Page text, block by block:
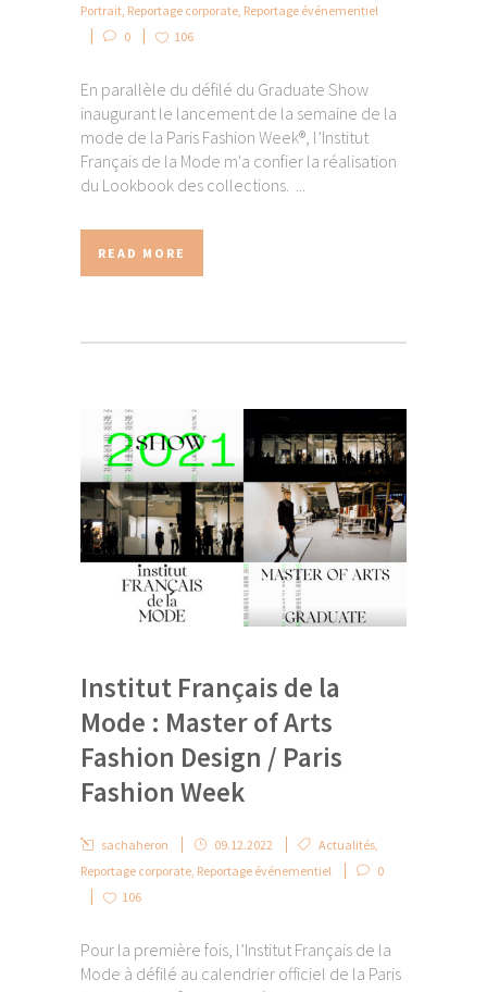
Portrait, Reportage corporate, Reportage événementiel
0
106
En parallèle du défilé du Graduate Show
inaugurant le lancement de la semaine de la
mode de la Paris Fashion Week®, l’Institut
Français de la Mode m'a confier la réalisation
du Lookbook des collections. ...
READ MORE
Institut Français de la
Mode : Master of Arts
Fashion Design / Paris
Fashion Week
sachaheron 09.12.2022 Actualités,
Reportage corporate, Reportage événementiel
0
106
Pour la première fois, l’Institut Français de la
Mode à défilé au calendrier officiel de la Paris